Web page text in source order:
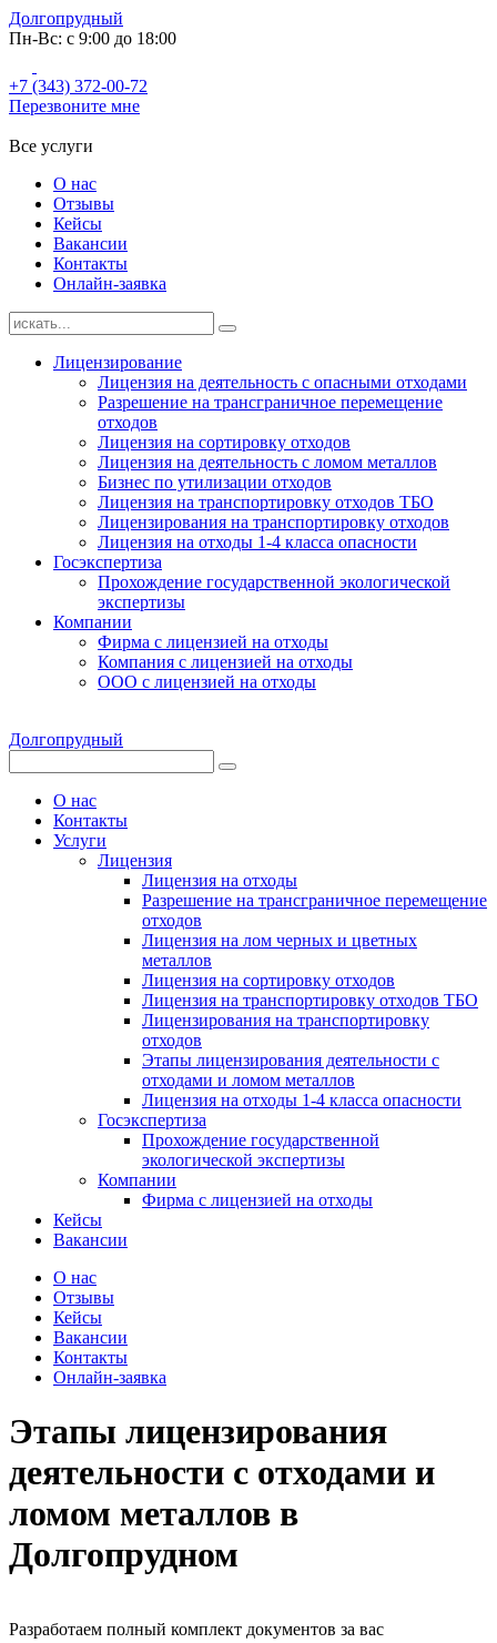
Долгопрудный
Пн-Вс: с 9:00 до 18:00
+7 (343) 372-00-72
Перезвоните мне
Все услуги
О нас
Отзывы
Кейсы
Вакансии
Контакты
Онлайн-заявка
Лицензирование
Лицензия на деятельность с опасными отходами
Разрешение на трансграничное перемещение
отходов
Лицензия на сортировку отходов
Лицензия на деятельность с ломом металлов
Бизнес по утилизации отходов
Лицензия на транспортировку отходов ТБО
Лицензирования на транспортировку отходов
Лицензия на отходы 1-4 класса опасности
Госэкспертиза
Прохождение государственной экологической
экспертизы
Компании
Фирма с лицензией на отходы
Компания с лицензией на отходы
ООО с лицензией на отходы
Долгопрудный
О нас
Контакты
Услуги
Лицензия
Лицензия на отходы
Разрешение на трансграничное перемещение
отходов
Лицензия на лом черных и цветных
металлов
Лицензия на сортировку отходов
Лицензия на транспортировку отходов ТБО
Лицензирования на транспортировку
отходов
Этапы лицензирования деятельности с
отходами и ломом металлов
Лицензия на отходы 1-4 класса опасности
Госэкспертиза
Прохождение государственной
экологической экспертизы
Компании
Фирма с лицензией на отходы
Кейсы
Вакансии
О нас
Отзывы
Кейсы
Вакансии
Контакты
Онлайн-заявка
Этапы лицензирования
деятельности с отходами и
ломом металлов в
Долгопрудном
Разработаем полный комплект документов за вас